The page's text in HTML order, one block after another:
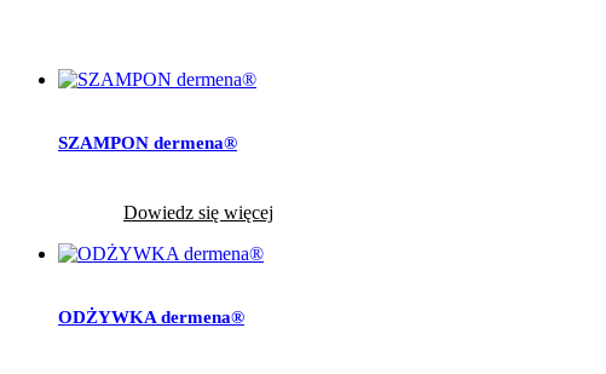
SZAMPON dermena®
Dowiedz się więcej
ODŻYWKA dermena®